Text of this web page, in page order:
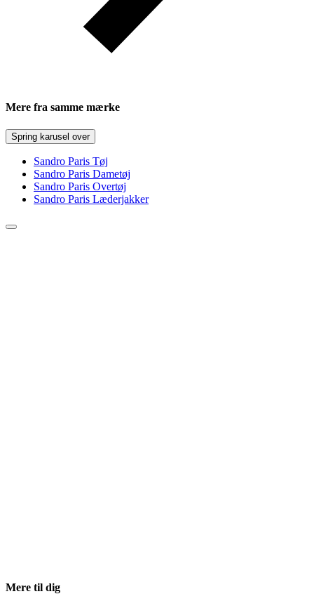
Mere fra samme mærke
Spring karusel over
Sandro Paris Tøj
Sandro Paris Dametøj
Sandro Paris Overtøj
Sandro Paris Læderjakker
Mere til dig